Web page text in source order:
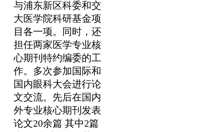
与浦东新区科委和交
大医学院科研基金项
目各一项。同时，还
担任两家医学专业核
心期刊特约编委的工
作。多次参加国际和
国内眼科大会进行论
文交流。先后在国内
外专业核心期刊发表
论文20余篇 其中2篇